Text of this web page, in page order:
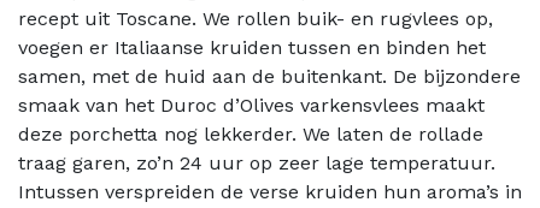
recept uit Toscane. We rollen buik- en rugvlees op,
voegen er Italiaanse kruiden tussen en binden het
samen, met de huid aan de buitenkant. De bijzondere
smaak van het Duroc d’Olives varkensvlees maakt
deze porchetta nog lekkerder. We laten de rollade
traag garen, zo’n 24 uur op zeer lage temperatuur.
Intussen verspreiden de verse kruiden hun aroma’s in